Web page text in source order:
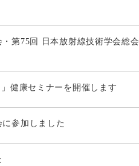
第75回 日本放射線技術学会総会
健康セミナーを開催します
参加しました